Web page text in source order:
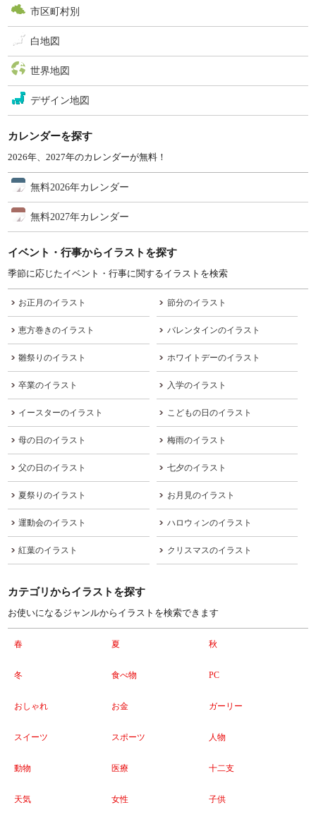
市区町村別
白地図
世界地図
デザイン地図
カレンダーを探す
2026年、2027年のカレンダーが無料！
無料2026年カレンダー
無料2027年カレンダー
イベント・行事からイラストを探す
季節に応じたイベント・行事に関するイラストを検索
お正月のイラスト 節分のイラスト
恵方巻きのイラスト バレンタインのイラスト
雛祭りのイラスト ホワイトデーのイラスト
卒業のイラスト 入学のイラスト
イースターのイラスト こどもの日のイラスト
母の日のイラスト 梅雨のイラスト
父の日のイラスト 七夕のイラスト
夏祭りのイラスト お月見のイラスト
運動会のイラスト ハロウィンのイラスト
紅葉のイラスト クリスマスのイラスト
カテゴリからイラストを探す
お使いになるジャンルからイラストを検索できます
春 夏 秋
冬 食べ物 PC
おしゃれ お金 ガーリー
スイーツ スポーツ 人物
動物 医療 十二支
天気 女性 子供